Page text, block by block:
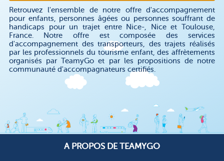
Retrouvez l'ensemble de notre offre d'accompagnement
pour enfants, personnes âgées ou personnes souffrant de
handicaps pour un trajet entre Nice-, Nice et Toulouse,
France. Notre offre est composée des services
d'accompagnement des transporteurs, des trajets réalisés
par les professionnels du tourisme enfant, des affrètements
organisés par TeamyGo et par les propositions de notre
communauté d'accompagnateurs certifiés.
A PROPOS DE TEAMYGO